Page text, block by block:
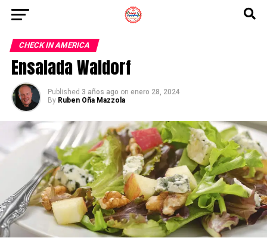
CHECK IN AMERICA
Ensalada Waldorf
Published 3 años ago on enero 28, 2024
By Ruben Oña Mazzola